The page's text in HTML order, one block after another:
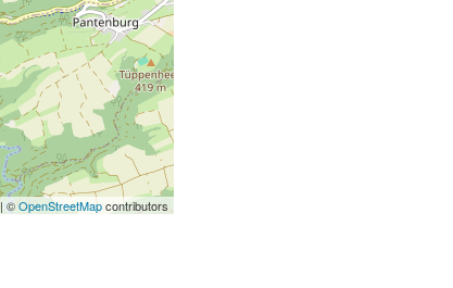
| ©OpenStreetMapcontributors